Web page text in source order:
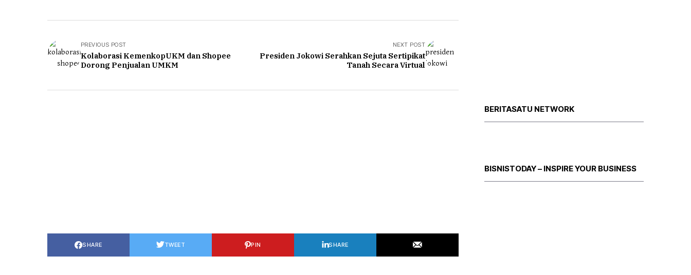
PREVIOUS POST
Kolaborasi KemenkopUKM dan Shopee
Dorong Penjualan UMKM
NEXT POST
Presiden Jokowi Serahkan Sejuta Sertipikat
Tanah Secara Virtual
SHARE TWEET PIN SHARE
BERITASATU NETWORK
BISNISTODAY – INSPIRE YOUR BUSINESS